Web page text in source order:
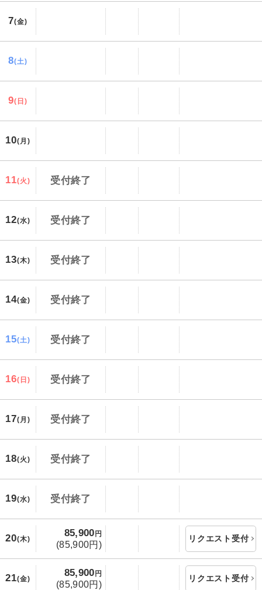
7(金)
8(土)
9(日)
10(月)
11(火) 受付終了
12(水) 受付終了
13(木) 受付終了
14(金) 受付終了
15(土) 受付終了
16(日) 受付終了
17(月) 受付終了
18(火) 受付終了
19(水) 受付終了
20(木)
85,900 円
(85,900円)
リクエスト受付
21(金)
85,900 円
(85,900円)
リクエスト受付